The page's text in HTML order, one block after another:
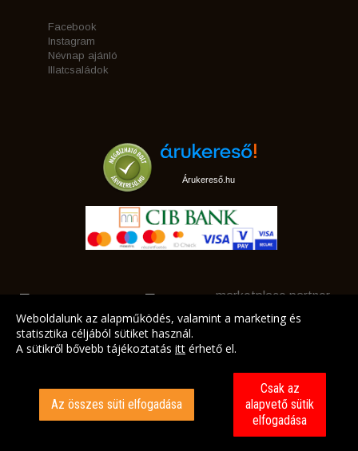
Facebook
Instagram
Névnap ajánló
Illatcsaládok
Árukereső.hu
marketplace partner
Weboldalunk az alapműködés, valamint a marketing és
statisztika céljából sütiket használ.
A sütikről bővebb tájékoztatás itt érhető el.
Az összes süti elfogadása
Csak az
alapvető sütik
elfogadása